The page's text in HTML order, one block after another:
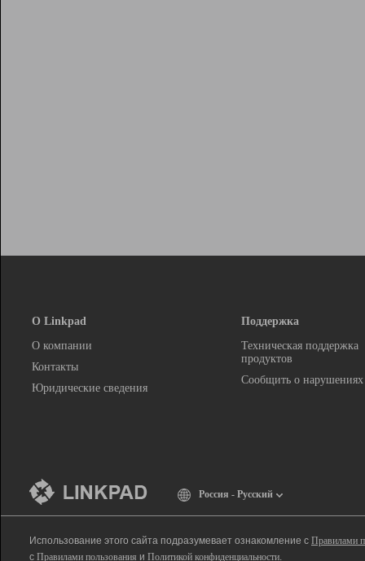
О Linkpad
О компании
Контакты
Юридические сведения
Поддержка
Техническая поддержка
продуктов
Сообщить о нарушениях
Россия - Русский
Использование этого сайта подразумевает ознакомление с Правилами
с Правилами пользования и Политикой конфиденциальности.